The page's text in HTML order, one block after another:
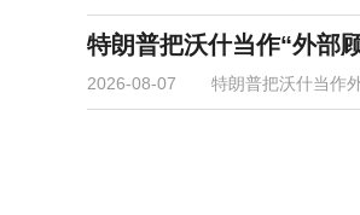
特朗普把沃什当作“外部
2026-08-07 特朗普把沃什当作